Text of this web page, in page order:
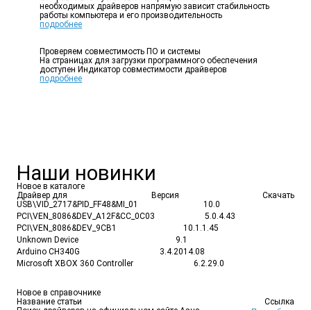
необходимых драйверов напрямую зависит стабильность
работы компьютера и его производительность
подробнее
Проверяем совместимость ПО и системы
На страницах для загрузки программного обеспечения
доступен Индикатор совместимости драйверов
подробнее
Наши новинки
Новое в каталоге
Драйвер для
Версия
Скачать
USB\VID_2717&PID_FF48&MI_01
10.0
PCI\VEN_8086&DEV_A12F&CC_0C03
5.0.4.43
PCI\VEN_8086&DEV_9CB1
10.1.1.45
Unknown Device
9.1
Arduino CH340G
3.4.2014.08
Microsoft XBOX 360 Controller
6.2.29.0
Новое в справочнике
Название статьи
Ссылка